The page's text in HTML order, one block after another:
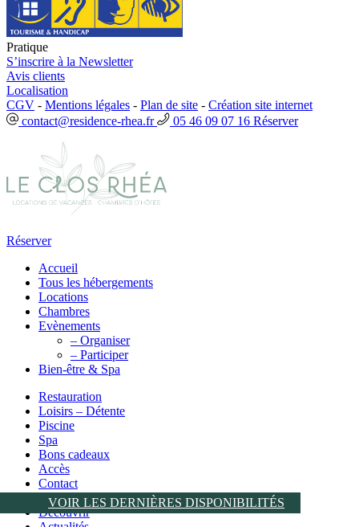
Pratique
S’inscrire à la Newsletter
Avis clients
Localisation
CGV - Mentions légales - Plan de site - Création site internet
contact@residence-rhea.fr
05 46 09 07 16 Réserver
Réserver
Accueil
Tous les hébergements
Locations
Chambres
Evènements
– Organiser
– Participer
Bien-être & Spa
Restauration
Loisirs – Détente
Piscine
Spa
Bons cadeaux
Accès
Contact
FAQ
Découvrir
VOIR LES DERNIÈRES DISPONIBILITÉS